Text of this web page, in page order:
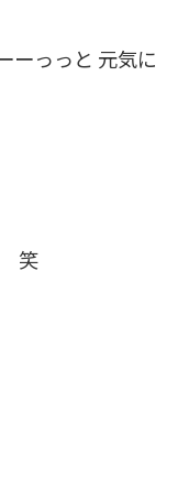
ーっっと 元気に
笑